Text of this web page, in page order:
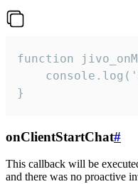
function
}
onClientStartChat#
This callback will be
and there was no proactive